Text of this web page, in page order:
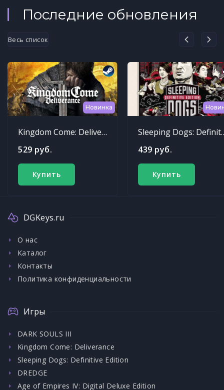
Последние обновления
Весь список
Новинка
Kingdom Come: Deliverance
529 руб.
Купить
Sleeping
439 руб.
Купить
DGKeys.ru
О нас
Каталог
Контакты
Политика конфиденциальности
Игры
DARK SOULS III
Kingdom Come: Deliverance
Sleeping Dogs: Definitive Edition
DREDGE
Age of Empires IV: Digital Deluxe Edition